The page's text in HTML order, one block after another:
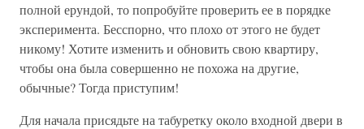
полной ерундой, то попробуйте проверить ее в порядке
эксперимента. Бесспорно, что плохо от этого не будет
никому! Хотите изменить и обновить свою квартиру,
чтобы она была совершенно не похожа на другие,
обычные? Тогда приступим!
Для начала присядьте на табуретку около входной двери в